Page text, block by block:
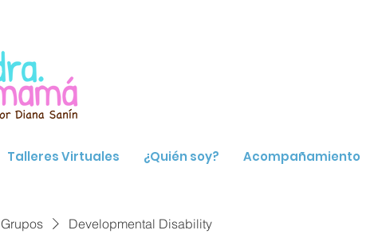
Talleres Virtuales ¿Quién soy? Acompañamiento
Grupos Developmental Disability